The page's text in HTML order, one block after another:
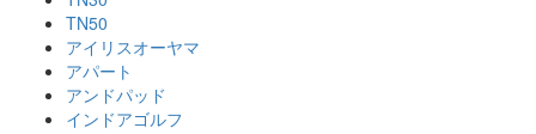
TN50
アイリスオーヤマ
アパート
アンドパッド
インドアゴルフ